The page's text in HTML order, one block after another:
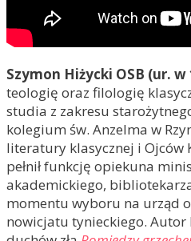
Szymon Hiżycki OSB (ur. w
teologię oraz filologię
studia z zakresu
kolegium św. Anzelma w
literatury klasycznej i Ojców
pełnił funkcję opiekuna
akademickiego,
momentu wyboru na urząd
nowicjatu tynieckiego.